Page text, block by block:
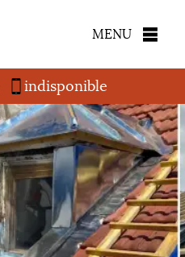
MENU
indisponible